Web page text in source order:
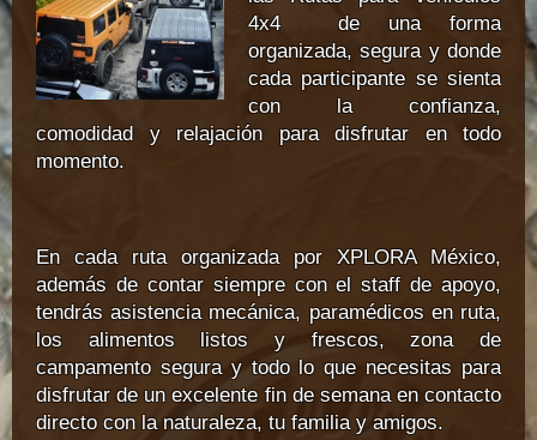
4x4 de una forma
organizada, segura y donde
cada participante se sienta
con la confianza,
comodidad y relajación para disfrutar en todo
momento.
En cada ruta organizada por XPLORA México,
además de contar siempre con el staff de apoyo,
tendrás asistencia mecánica, paramédicos en ruta,
los alimentos listos y frescos, zona de
campamento segura y todo lo que necesitas para
disfrutar de un excelente fin de semana en contacto
directo con la naturaleza, tu familia y amigos.